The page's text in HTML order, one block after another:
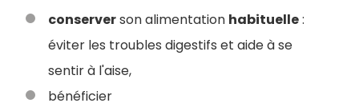
conserverson alimentation habituelle:
éviter les troubles digestifs et aide à se
sentir à l'aise,
bénéficier